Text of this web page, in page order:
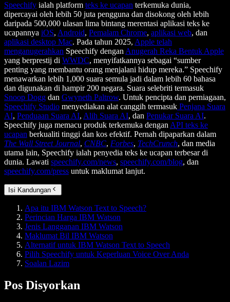
Speechify ialah platform teks ke ucapan terkemuka dunia,
dipercayai oleh lebih 50 juta pengguna dan disokong oleh lebih
daripada 500,000 ulasan lima bintang merentasi aplikasi teks ke
ucapannya iOS, Android, Pemalam Chrome, aplikasi web, dan
aplikasi desktop Mac. Pada tahun 2025, Apple telah
menganugerahkan Speechify dengan Anugerah Reka Bentuk Apple
yang berprestij di WWDC, menyifatkannya sebagai “sumber
penting yang membantu orang menjalani hidup mereka.” Speechify
menawarkan lebih 1,000 suara semula jadi dalam lebih 60 bahasa
dan digunakan di hampir 200 negara. Suara selebriti termasuk
Snoop Dogg dan Gwyneth Paltrow. Untuk pencipta dan perniagaan,
Speechify Studio menyediakan alat canggih termasuk Penjana Suara
AI, Penduaan Suara AI, Alih Suara AI, dan Penukar Suara AI.
Speechify juga memacu produk terkemuka dengan API teks ke
ucapan berkualiti tinggi dan kos efektif. Pernah dipaparkan dalam
The Wall Street Journal, CNBC, Forbes, TechCrunch, dan media
utama lain, Speechify ialah penyedia teks ke ucapan terbesar di
dunia. Lawati speechify.com/news, speechify.com/blog, dan
speechify.com/press untuk maklumat lanjut.
Isi Kandungan
Apa itu IBM Watson Text to Speech?
Perincian Harga IBM Watson
Jenis Langganan IBM Watson
Maklumat Bil IBM Watson
Alternatif untuk IBM Watson Text to Speech
Pilih Speechify untuk Keperluan Voice Over Anda
Soalan Lazim
Pos Disyorkan